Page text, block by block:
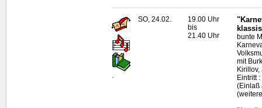
.
SO, 24.02.
19.00 Uhr
bis
21.40 Uhr
bunte
mit
Eintritt
(Einlaß